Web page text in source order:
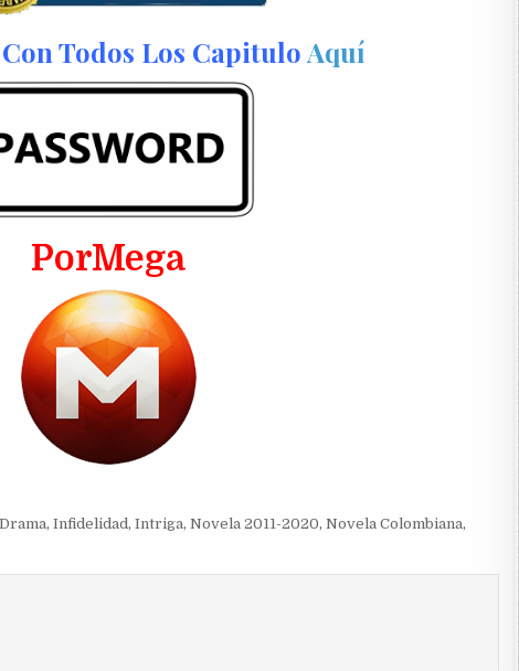
Con Todos Los Capitulo Aquí
PorMega
Drama, Infidelidad, Intriga, Novela 2011-2020, Novela Colombiana,